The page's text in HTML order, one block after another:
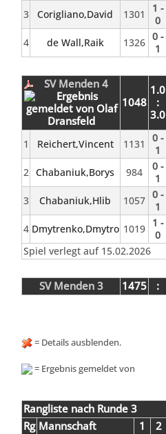
3 Corigliano,David 1301
1 -
0
4 de Wall,Raik 1326 0 -
1
SV Menden 4
1048
1.0
:
3.0
1 Reichert,Vincent 1131
0 -
1
2 Chabaniuk,Borys 984
0 -
1
3 Chabaniuk,Hlib 1057 0 -
1
4 Dmytrenko,Dmytro 1019 1 -
0
Spiel verlegt auf 15.02.2026
SV Menden 3 1475 :
= Details ausblenden.
= Ergebnis gemeldet von
Rangliste nach Runde 3
Rg Mannschaft 1 2